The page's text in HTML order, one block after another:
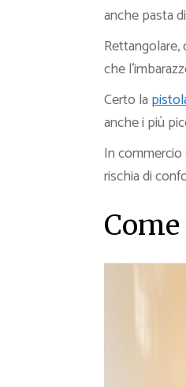
anche pasta
Rettangolare,
che
Certo la
anche i più
In
rischia di